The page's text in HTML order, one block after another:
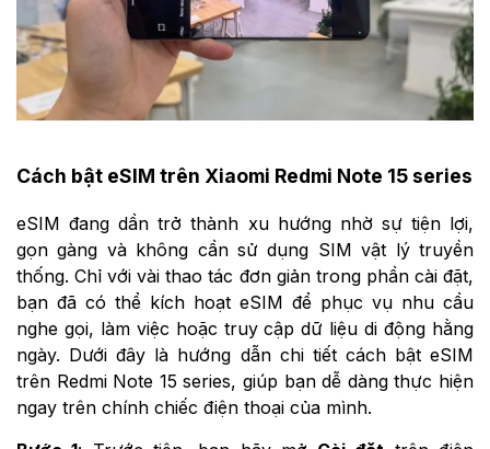
Cách bật eSIM trên Xiaomi Redmi Note 15 series
eSIM đang dần trở thành xu hướng nhờ sự tiện lợi,
gọn gàng và không cần sử dụng SIM vật lý truyền
thống. Chỉ với vài thao tác đơn giản trong phần cài đặt,
bạn đã có thể kích hoạt eSIM để phục vụ nhu cầu
nghe gọi, làm việc hoặc truy cập dữ liệu di động hằng
ngày. Dưới đây là hướng dẫn chi tiết cách bật eSIM
trên Redmi Note 15 series, giúp bạn dễ dàng thực hiện
ngay trên chính chiếc điện thoại của mình.